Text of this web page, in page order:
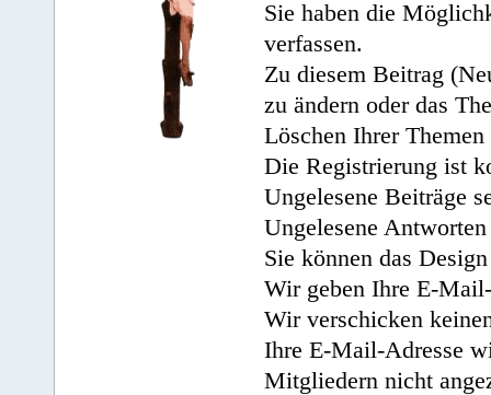
Sie haben die
verfassen.
Zu diesem Beitrag
zu ändern oder das
Löschen Ihrer
Die Registrierung ist
Ungelesene Beiträge
Ungelesene
Sie können das
Wir geben Ihre E-
Wir verschicken
Ihre E-Mail-Adresse
Mitgliedern nicht